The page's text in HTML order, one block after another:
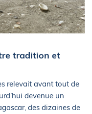
tradition et
relevait avant tout de
devenue un
des dizaines de